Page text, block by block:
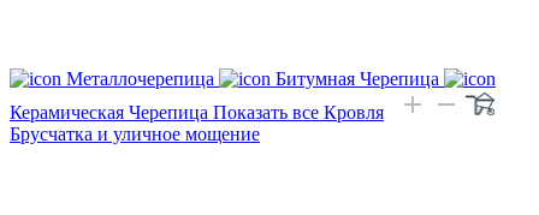
Металлочерепица
Битумная Черепица
Керамическая Черепица Показать все Кровля
Брусчатка и уличное мощение